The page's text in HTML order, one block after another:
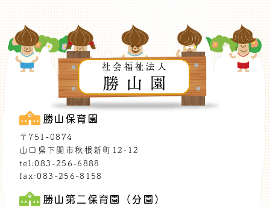
社会福祉法人
勝山園
勝山保育園
〒751-0874
山口県下関市秋根新町12-12
tel:083-256-6888
fax:083-256-8158
勝山第二保育園（分園）